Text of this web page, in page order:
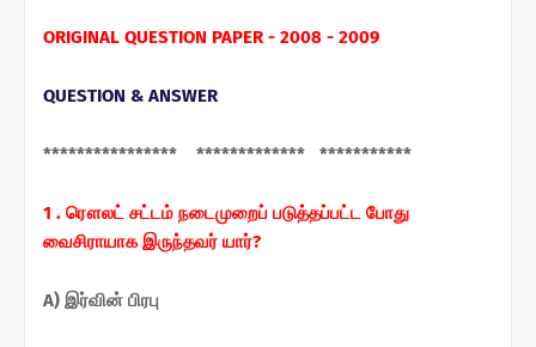
ORIGINAL QUESTION PAPER - 2008 - 2009
QUESTION & ANSWER
**************** ************* ***********
1 . ரௌலட் சட்டம் நடைமுறைப் படுத்தப்பட்ட போது
வைசிராயாக இருந்தவர் யார்?
A) இர்வின் பிரபு